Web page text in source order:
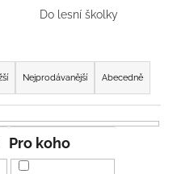
Do lesní školky
Nejprodávanější Abecedně
Pro koho